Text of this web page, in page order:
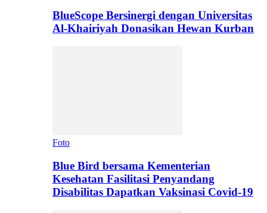
BlueScope Bersinergi dengan Universitas
Al-Khairiyah Donasikan Hewan Kurban
Foto
Blue Bird bersama Kementerian
Kesehatan Fasilitasi Penyandang
Disabilitas Dapatkan Vaksinasi Covid-19